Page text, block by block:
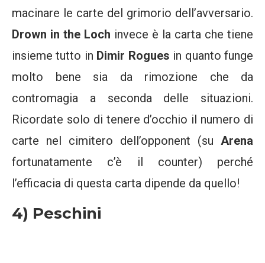
macinare le carte del grimorio dell’avversario.
Drown in the Loch invece è la carta che tiene
insieme tutto in Dimir Rogues in quanto funge
molto bene sia da rimozione che da
contromagia a seconda delle situazioni.
Ricordate solo di tenere d’occhio il numero di
carte nel cimitero dell’opponent (su Arena
fortunatamente c’è il counter) perché
l’efficacia di questa carta dipende da quello!
4) Peschini